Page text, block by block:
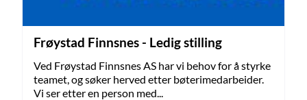
Frøystad Finnsnes - Ledig stilling
Ved Frøystad Finnsnes AS har vi behov for å styrke
teamet, og søker herved etter bøterimedarbeider.
Vi ser etter en person med...